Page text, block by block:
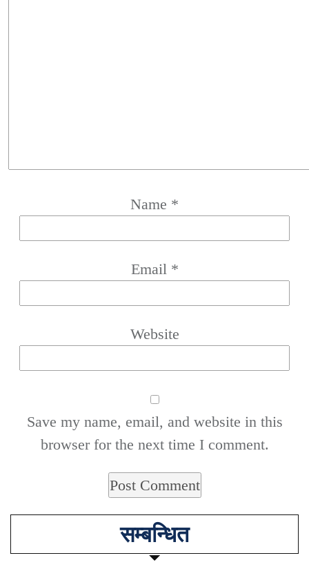
Name *
Email *
Website
Save my name, email, and website in this
browser for the next time I comment.
सम्बन्धित